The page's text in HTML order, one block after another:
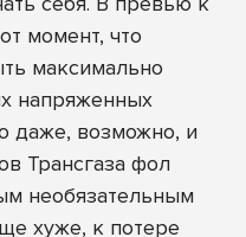
момент, что
максимально
напряженных
даже, возможно, и
Трансгаза фол
необязательным
хуже, к потере